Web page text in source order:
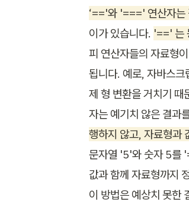
‘=='와 '===' 연산자는
이가 있습니다. '==' 는
피 연산자들의 자료형
됩니다. 예로, 자바스
제 형 변환을 거치기
자는 예기치 않은 결과
행하지 않고, 자료형과
문자열 '5'와 숫자 5를
값과 함께 자료형까지
이 방법은 예상치 못한